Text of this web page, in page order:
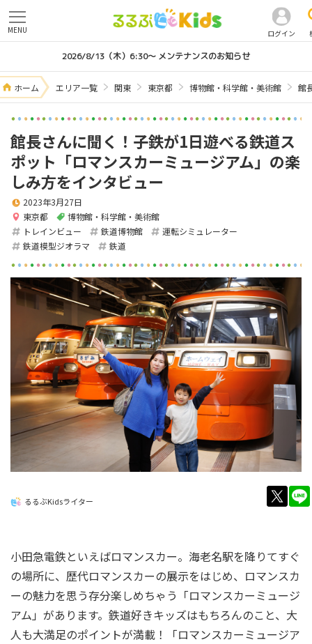
ログイン
MENU
2026/8/13（木）6:30～ メンテナンスのお知らせ
ホーム エリア一覧 関東 東京都 博物館・科学館・美術館 館
館長さんに聞く！子鉄が1日遊べる鉄道ス
ポット「ロマンスカーミュージアム」の楽
しみ方をインタビュー
東京都 博物館・科学館・美術館
2023年3月27日
トレインビュー 鉄道博物館
運転シミュレーター
鉄道模型ジオラマ
鉄道
るるぶKidsライター
小田急電鉄といえばロマンスカー。海老名駅を降りてすぐ
の場所に、歴代ロマンスカーの展示をはじめ、ロマンスカ
ーの魅力を思う存分楽しめちゃう「ロマンスカーミュージ
アム」があります。鉄道好きキッズはもちろんのこと、大
人も大満足のポイントが満載！「ロマンスカーミュージア